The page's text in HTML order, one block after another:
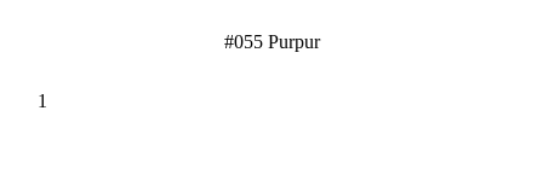
#055 Purpur